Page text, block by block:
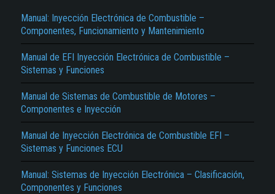
Manual: Inyección Electrónica de Combustible –
Componentes, Funcionamiento y Mantenimiento
Manual de EFI Inyección Electrónica de Combustible –
Sistemas y Funciones
Manual de Sistemas de Combustible de Motores –
Componentes e Inyección
Manual de Inyección Electrónica de Combustible EFI –
Sistemas y Funciones ECU
Manual: Sistemas de Inyección Electrónica – Clasificación,
Componentes y Funciones
Texto o Imagen de portada son erróneos.
No carga o no se visualiza el contenido.
Reportar otro tipo de error...